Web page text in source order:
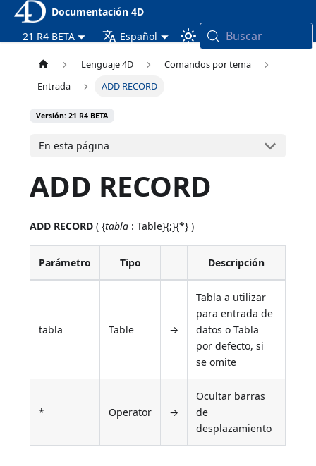
Documentación 4D
21 R4 BETA
Español Buscar
Lenguaje 4D
Comandos por tema
Entrada
ADD RECORD
Versión: 21 R4 BETA
En esta página
ADD RECORD
ADD RECORD ( {tabla : Table}{;}{*} )
Parámetro Tipo Descripción
tabla Table →
Tabla a utilizar
para entrada de
datos o Tabla
por defecto, si
se omite
* Operator →
Ocultar barras
de
desplazamiento